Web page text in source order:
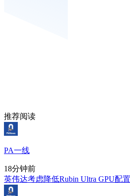
推荐阅读
PA一线
18分钟前
英伟达考虑降低Rubin Ultra GPU配